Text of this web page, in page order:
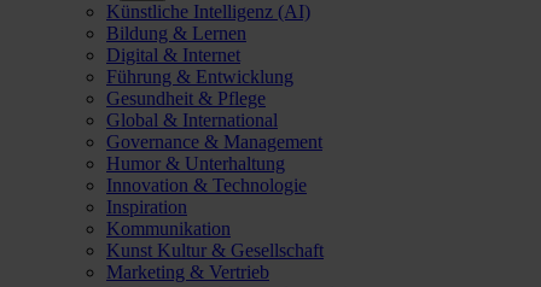
Künstliche Intelligenz (AI)
Bildung & Lernen
Digital & Internet
Führung & Entwicklung
Gesundheit & Pflege
Global & International
Governance & Management
Humor & Unterhaltung
Innovation & Technologie
Inspiration
Kommunikation
Kunst Kultur & Gesellschaft
Marketing & Vertrieb